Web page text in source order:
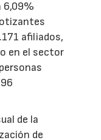
6,09%
afiliados,
en el sector
de la
de